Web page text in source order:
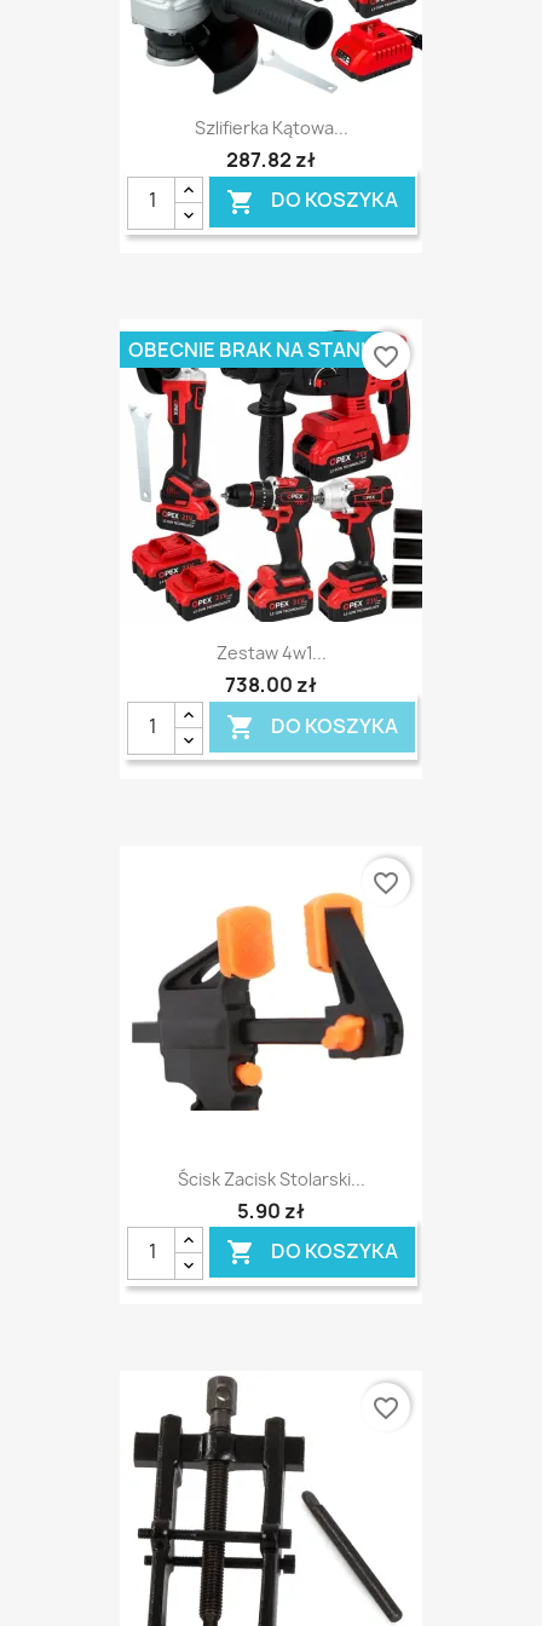
Szlifierka Kątowa...
287,82 zł
 DO KOSZYKA
Zestaw 4w1...
738,00 zł
 DO KOSZYKA
OBECNIE BRAK NA STANIEfavorite_border
Ścisk Zacisk Stolarski...
5,90 zł
 DO KOSZYKA
favorite_border
favorite_border